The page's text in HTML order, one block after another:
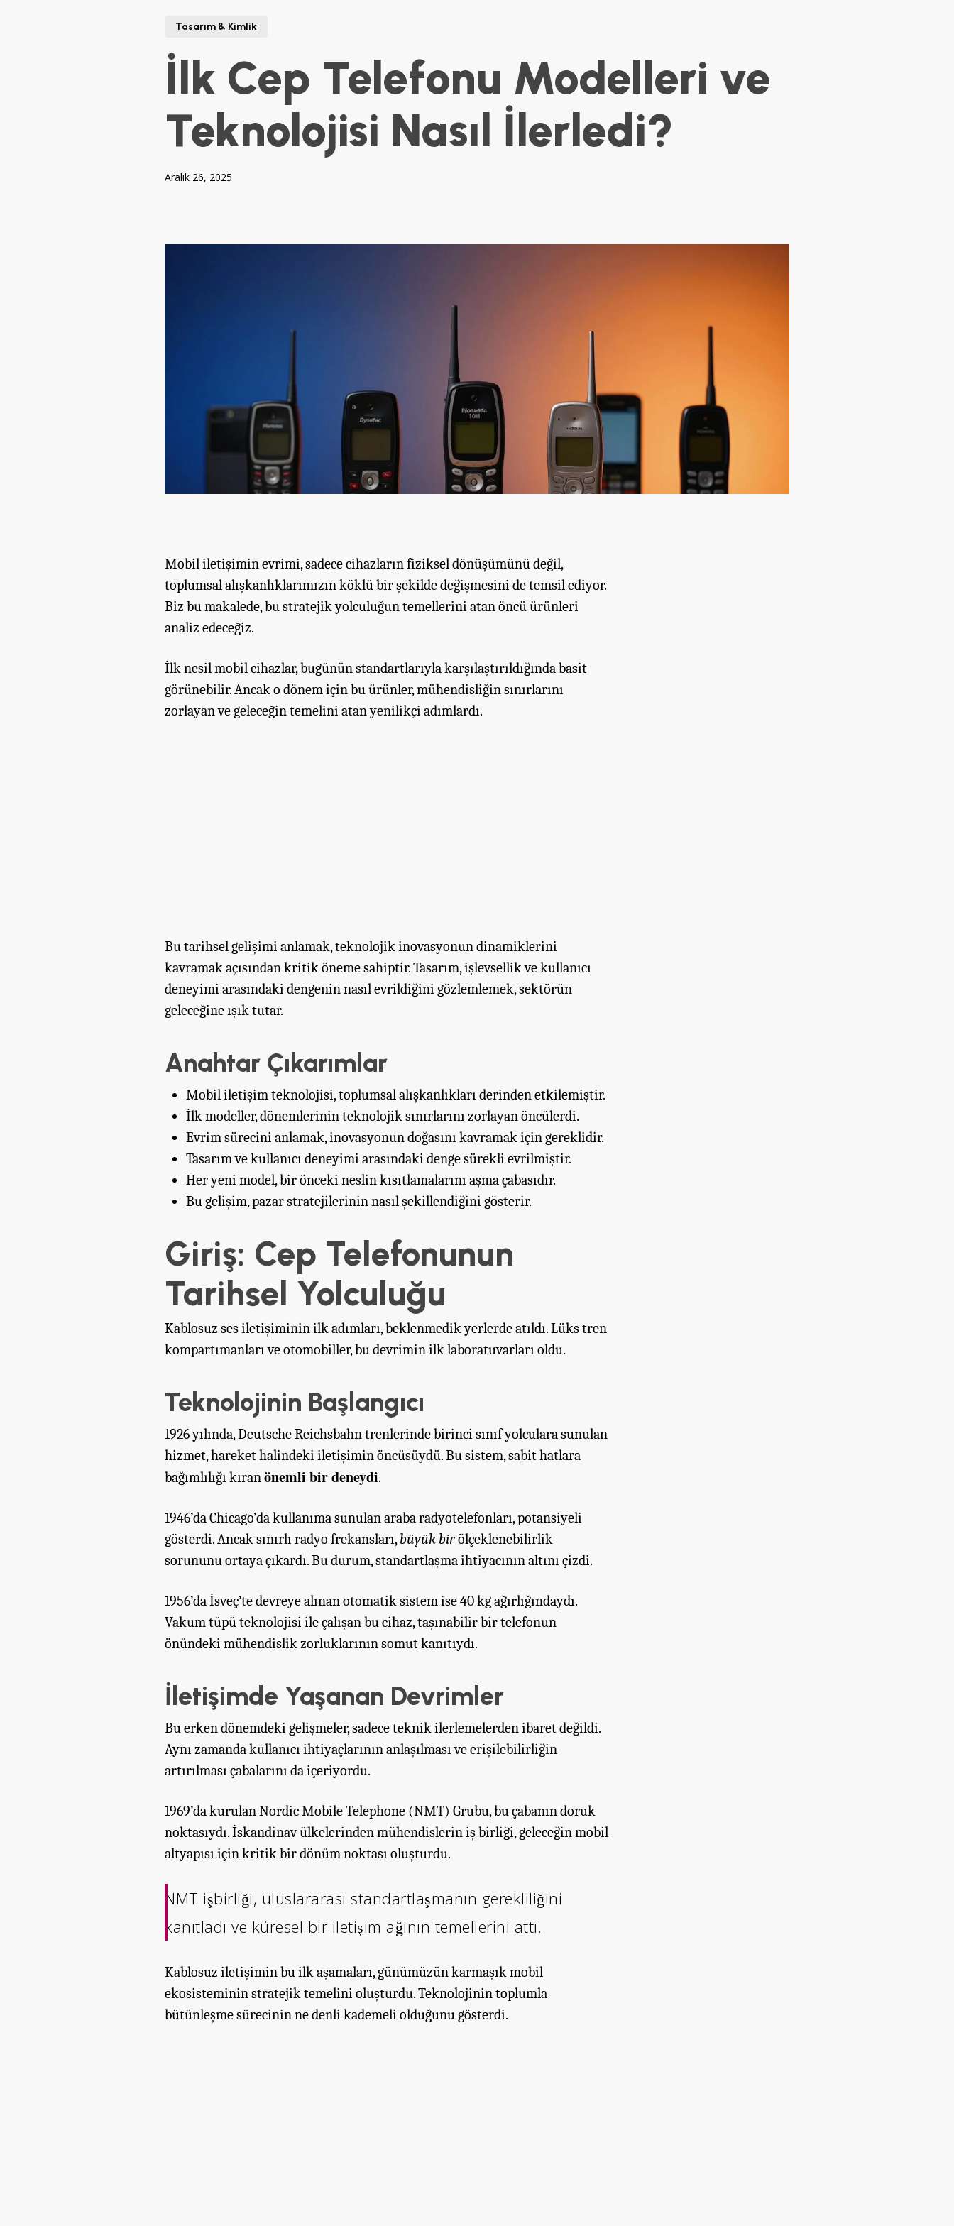
Tasarım & Kimlik
İlk Cep Telefonu Modelleri ve
Teknolojisi Nasıl İlerledi?
Aralık 26, 2025
Mobil iletişimin evrimi, sadece cihazların fiziksel dönüşümünü değil,
toplumsal alışkanlıklarımızın köklü bir şekilde değişmesini de temsil ediyor.
Biz bu makalede, bu stratejik yolculuğun temellerini atan öncü ürünleri
analiz edeceğiz.
İlk nesil mobil cihazlar, bugünün standartlarıyla karşılaştırıldığında basit
görünebilir. Ancak o dönem için bu ürünler, mühendisliğin sınırlarını
zorlayan ve geleceğin temelini atan yenilikçi adımlardı.
Bu tarihsel gelişimi anlamak, teknolojik inovasyonun dinamiklerini
kavramak açısından kritik öneme sahiptir. Tasarım, işlevsellik ve kullanıcı
deneyimi arasındaki dengenin nasıl evrildiğini gözlemlemek, sektörün
geleceğine ışık tutar.
Anahtar Çıkarımlar
Mobil iletişim teknolojisi, toplumsal alışkanlıkları derinden etkilemiştir.
İlk modeller, dönemlerinin teknolojik sınırlarını zorlayan öncülerdi.
Evrim sürecini anlamak, inovasyonun doğasını kavramak için gereklidir.
Tasarım ve kullanıcı deneyimi arasındaki denge sürekli evrilmiştir.
Her yeni model, bir önceki neslin kısıtlamalarını aşma çabasıdır.
Bu gelişim, pazar stratejilerinin nasıl şekillendiğini gösterir.
Giriş: Cep Telefonunun
Tarihsel Yolculuğu
Kablosuz ses iletişiminin ilk adımları, beklenmedik yerlerde atıldı. Lüks tren
kompartımanları ve otomobiller, bu devrimin ilk laboratuvarları oldu.
Teknolojinin Başlangıcı
1926 yılında, Deutsche Reichsbahn trenlerinde birinci sınıf yolculara sunulan
hizmet, hareket halindeki iletişimin öncüsüydü. Bu sistem, sabit hatlara
bağımlılığı kıranönemli bir deneydi.
1946’da Chicago’da kullanıma sunulan araba radyotelefonları, potansiyeli
gösterdi. Ancak sınırlı radyo frekansları,büyük birölçeklenebilirlik
sorununu ortaya çıkardı. Bu durum, standartlaşma ihtiyacının altını çizdi.
1956’da İsveç’te devreye alınan otomatik sistem ise 40 kg ağırlığındaydı.
Vakum tüpü teknolojisi ile çalışan bu cihaz, taşınabilir bir telefonun
önündeki mühendislik zorluklarının somut kanıtıydı.
İletişimde Yaşanan Devrimler
Bu erken dönemdeki gelişmeler, sadece teknik ilerlemelerden ibaret değildi.
Aynı zamanda kullanıcı ihtiyaçlarının anlaşılması ve erişilebilirliğin
artırılması çabalarını da içeriyordu.
1969’da kurulan Nordic Mobile Telephone (NMT) Grubu, bu çabanın doruk
noktasıydı. İskandinav ülkelerinden mühendislerin iş birliği, geleceğin mobil
altyapısı için kritik bir dönüm noktası oluşturdu.
NMT işbirliği, uluslararası standartlaşmanın gerekliliğini
kanıtladı ve küresel bir iletişim ağının temellerini attı.
Kablosuz iletişimin bu ilk aşamaları, günümüzün karmaşık mobil
ekosisteminin stratejik temelini oluşturdu. Teknolojinin toplumla
bütünleşme sürecinin ne denli kademeli olduğunu gösterdi.